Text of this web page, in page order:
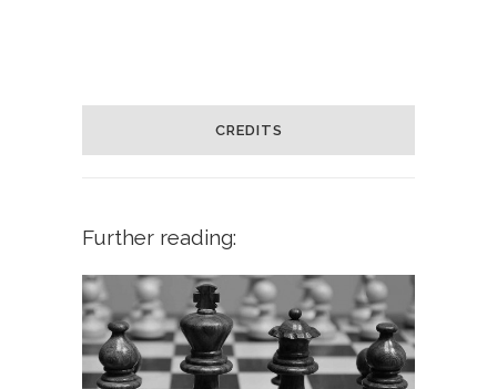
CREDITS
Further reading: